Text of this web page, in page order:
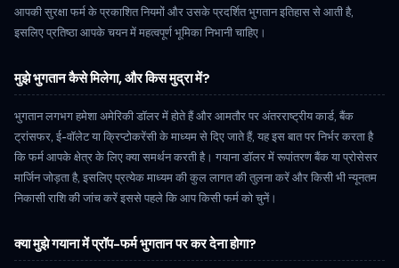
आपकी सुरक्षा फर्म के प्रकाशित नियमों और उसके प्रदर्शित भुगतान इतिहास से आती है,
इसलिए प्रतिष्ठा आपके चयन में महत्वपूर्ण भूमिका निभानी चाहिए।
मुझे भुगतान कैसे मिलेगा, और किस मुद्रा में?
भुगतान लगभग हमेशा अमेरिकी डॉलर में होते हैं और आमतौर पर अंतरराष्ट्रीय कार्ड, बैंक
ट्रांसफर, ई-वॉलेट या क्रिप्टोकरेंसी के माध्यम से दिए जाते हैं, यह इस बात पर निर्भर करता है
कि फर्म आपके क्षेत्र के लिए क्या समर्थन करती है। गयाना डॉलर में रूपांतरण बैंक या प्रोसेसर
मार्जिन जोड़ता है, इसलिए प्रत्येक माध्यम की कुल लागत की तुलना करें और किसी भी न्यूनतम
निकासी राशि की जांच करें इससे पहले कि आप किसी फर्म को चुनें।
क्या मुझे गयाना में प्रॉप-फर्म भुगतान पर कर देना होगा?